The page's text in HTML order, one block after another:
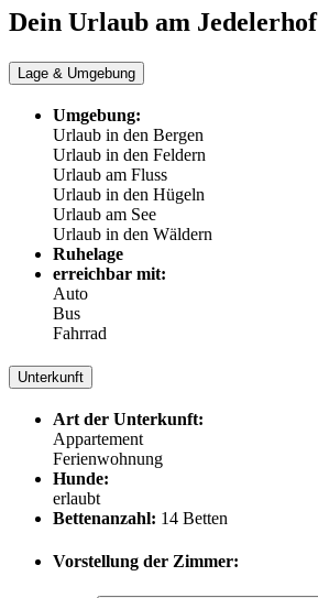
Dein Urlaub am Jedelerhof
Lage & Umgebung
Umgebung:
Urlaub in den Bergen
Urlaub in den Feldern
Urlaub am Fluss
Urlaub in den Hügeln
Urlaub am See
Urlaub in den Wäldern
Ruhelage
erreichbar mit:
Auto
Bus
Fahrrad
Unterkunft
Art der Unterkunft:
Appartement
Ferienwohnung
Hunde:
erlaubt
Bettenanzahl: 14 Betten
Vorstellung der Zimmer: